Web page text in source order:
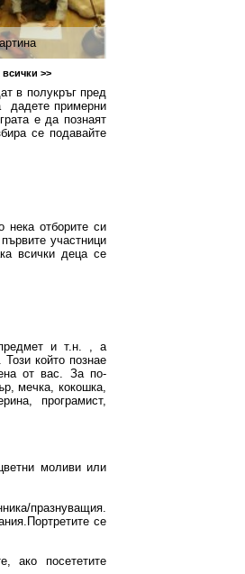
>>
в полукръг пред
дадете примерни
е да познаят
се подавайте
нека отборите си
участници
всички деца се
и т.н. , а
който познае
от вас. За по-
мечка, кокошка,
програмист,
моливи или
празнуващия.
се
ако посететите